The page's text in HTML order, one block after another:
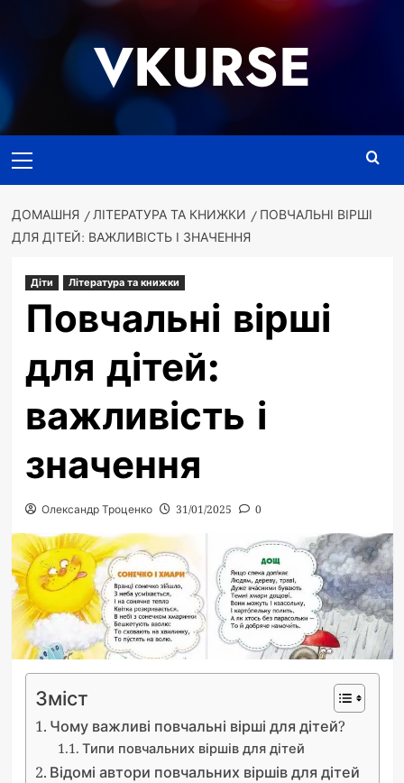
VKURSE
меню
ДОМАШНЯ ЛІТЕРАТУРА ТА КНИЖКИ
ПОВЧАЛЬНІ ВІРШІ
ДЛЯ ДІТЕЙ: ВАЖЛИВІСТЬ І ЗНАЧЕННЯ
Діти Література та книжки
Повчальні вірші
для дітей:
важливість і
значення
Олександр Троценко 31/01/2025 0
Зміст
Чому важливі повчальні вірші для дітей?
Типи повчальних віршів для дітей
Відомі автори повчальних віршів для дітей